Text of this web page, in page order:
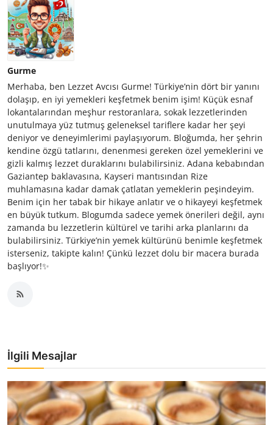
Gurme
Merhaba, ben Lezzet Avcısı Gurme! Türkiye’nin dört bir yanını
dolaşıp, en iyi yemekleri keşfetmek benim işim! Küçük esnaf
lokantalarından meşhur restoranlara, sokak lezzetlerinden
unutulmaya yüz tutmuş geleneksel tariflere kadar her şeyi
deniyor ve deneyimlerimi paylaşıyorum. Bloğumda, her şehrin
kendine özgü tatlarını, denenmesi gereken özel yemeklerini ve
gizli kalmış lezzet duraklarını bulabilirsiniz. Adana kebabından
Gaziantep baklavasına, Kayseri mantısından Rize
muhlamasına kadar damak çatlatan yemeklerin peşindeyim.
Benim için her tabak bir hikaye anlatır ve o hikayeyi keşfetmek
en büyük tutkum. Blogumda sadece yemek önerileri değil, aynı
zamanda bu lezzetlerin kültürel ve tarihi arka planlarını da
bulabilirsiniz. Türkiye’nin yemek kültürünü benimle keşfetmek
isterseniz, takipte kalın! Çünkü lezzet dolu bir macera burada
başlıyor!✨
İlgili Mesajlar